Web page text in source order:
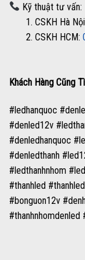
Kỹ thuật tư vấn:
1. CSKH Hà
2. CSKH HCM:
Khách Hàng Cũng
#ledhanquoc
#denled12v
#denledhanquoc
#denledthanh
#ledthanhnhom
#thanhled
#bonguon12v
#thanhnhomdenled